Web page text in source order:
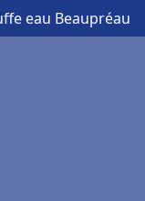
eau Beaupréau